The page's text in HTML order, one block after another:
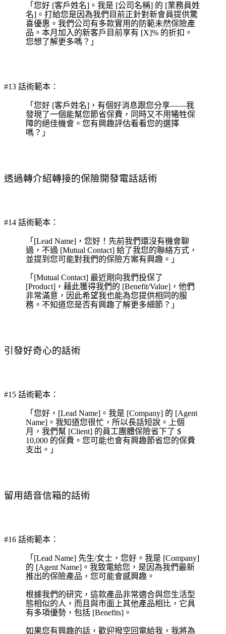
「您好 [客戶姓名]。我是 [公司名稱] 的 [業務員姓
名]。打給您是因為我們目前正針對新會員提供驚
喜優惠。我們公司有多款實用的防範未然保險產
品。本月加入的新客戶目前享有 [X]% 的折扣。
您想了解更多嗎？」
#13 話術範本：
「您好 [客戶姓名]，有個好消息跟您分享——我
發現了一個能幫您節省保費，同時又不用犧牲保
障的絕佳機會。您有興趣評估看看您的選擇
嗎？」
透過轉介紹轉接的保險開發電話話術
#14 話術範本：
「[Lead Name]，您好！先前我們還沒有機會聊
過，不過 [Mutual Contact] 給了我您的聯絡方式，
並提到您可能對我們的保險方案有興趣。」
「[Mutual Contact] 最近剛向我們投保了
[Product]，藉此獲得我們的 [Benefit/Value]，他們
非常滿意，因此希望我也能為您提供相同的服
務。不知道您是否有興趣了解更多細節？」
引發好奇心的話術
#15 話術範本：
「您好，[Lead Name]。我是 [Company] 的 [Agent
Name]。我知道您很忙，所以長話短說。上個
月，我們幫 [Client] 的員工團體保險省下了 $
10,000 的保費。您可能也會有興趣節省您的保費
支出。」
留用語音信箱的話術
#16 話術範本：
「[Lead Name] 先生/女士，您好。我是 [Company]
的 [Agent Name]。我致電給您，是因為我們最新
推出的保險產品，您可能會感興趣。
根據我們的研究，這款產品非常適合與您生活型
態相似的人，而且與市面上其他產品相比，它具
有多項優勢，包括 [Benefits]。
如果您有興趣的話，歡迎撥空回電給我，我將為